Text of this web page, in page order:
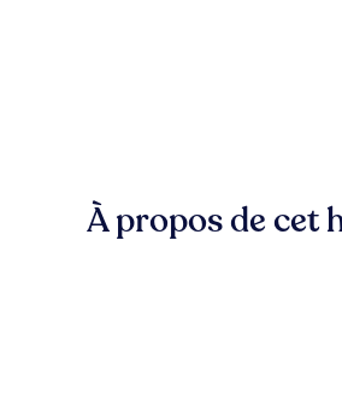
À propos de cet